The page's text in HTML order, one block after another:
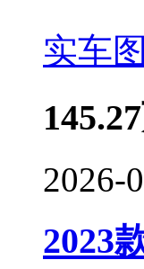
实车图
145.27
2026-
2023